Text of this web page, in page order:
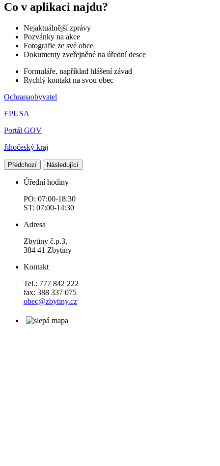
Co v aplikaci najdu?
Nejaktuálnější zprávy
Pozvánky na akce
Fotografie ze své obce
Dokumenty zveřejněné na úřední desce
Formuláře, například hlášení závad
Rychlý kontakt na svou obec
Ochranaobyvatel
EPUSA
Portál GOV
Jihočeský kraj
Předchozí Následující
Úřední hodiny
PO: 07:00-18:30
ST: 07:00-14:30
Adresa
Zbytiny č.p.3,
384 41 Zbytiny
Kontakt
Tel.: 777 842 222
fax: 388 337 075
obec@zbytiny.cz